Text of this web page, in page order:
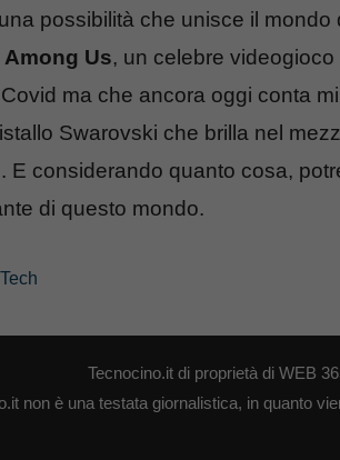
una possibilità che unisce il
Us, un celebre
ma che ancora oggi conta
Swarovski che brilla nel
E considerando quanto cosa,
di questo mondo.
Tecnocino.it di proprietà di WEB
non è una testata giornalistica, in quanto